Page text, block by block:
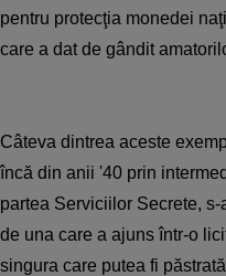
pentru protecţia monedei
care a dat de gândit
Câteva dintrea aceste
încă din anii '40 prin
partea Serviciilor Secrete,
de una care a ajuns într-o
singura care putea fi